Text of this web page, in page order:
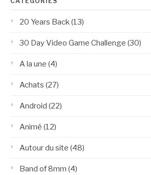
20 Years Back (13)
30 Day Video Game Challenge (30)
A la une (4)
Achats (27)
Android (22)
Animé (12)
Autour du site (48)
Band of 8mm (4)